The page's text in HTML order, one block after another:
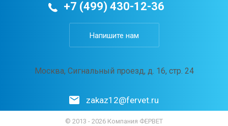
+7 (499) 430-12-36
Напишите нам
Москва, Сигнальный проезд, д. 16, стр. 24
zakaz12@fervet.ru
© 2013 - 2026 Компания ФЕРВЕТ